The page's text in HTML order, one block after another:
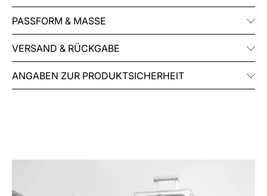
PASSFORM & MASSE
VERSAND & RÜCKGABE
ANGABEN ZUR PRODUKTSICHERHEIT